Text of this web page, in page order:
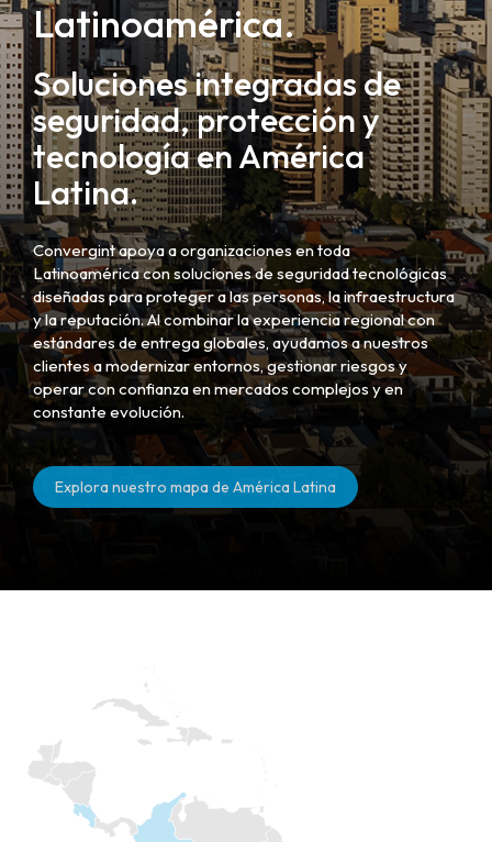
Latinoamérica.
Soluciones integradas de
seguridad, protección y
tecnología en América
Latina.
Convergint apoya a organizaciones en toda
Latinoamérica con soluciones de seguridad tecnológicas
diseñadas para proteger a las personas, la infraestructura
y la reputación. Al combinar la experiencia regional con
estándares de entrega globales, ayudamos a nuestros
clientes a modernizar entornos, gestionar riesgos y
operar con confianza en mercados complejos y en
constante evolución.
Explora nuestro mapa de América Latina